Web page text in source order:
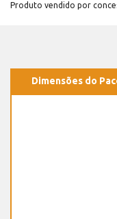
Produto vendido por
Dimensões do